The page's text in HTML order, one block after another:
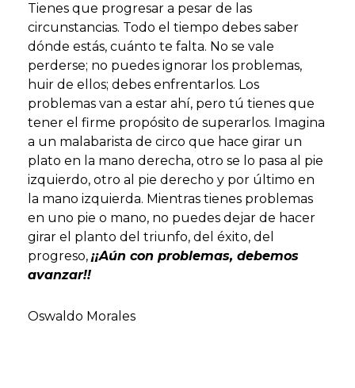
Tienes que progresar a pesar de las
circunstancias. Todo el tiempo debes saber
dónde estás, cuánto te falta. No se vale
perderse; no puedes ignorar los problemas,
huir de ellos; debes enfrentarlos. Los
problemas van a estar ahí, pero tú tienes que
tener el firme propósito de superarlos. Imagina
a un malabarista de circo que hace girar un
plato en la mano derecha, otro se lo pasa al pie
izquierdo, otro al pie derecho y por último en
la mano izquierda. Mientras tienes problemas
en uno pie o mano, no puedes dejar de hacer
girar el planto del triunfo, del éxito, del
progreso, ¡¡Aún con problemas, debemos
avanzar!!
Oswaldo Morales